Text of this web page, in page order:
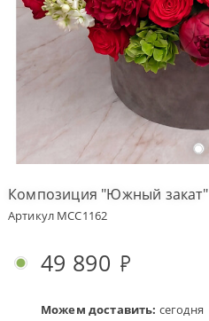
Розы
Подарки
Условия
Бонусная
программа
Корпоративным
клиентам
связь
Композиция "Южный закат"
Артикул MCC1162
49 890
Можем доставить: сегодня